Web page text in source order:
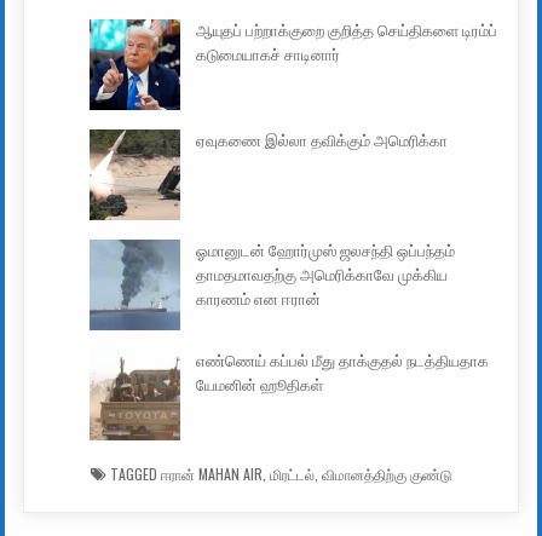
ஆயுதப் பற்றாக்குறை குறித்த செய்திகளை டிரம்ப்
கடுமையாகச் சாடினார்
ஏவுகணை இல்லா தவிக்கும் அமெரிக்கா
ஓமானுடன் ஹோர்முஸ் ஜலசந்தி ஒப்பந்தம்
தாமதமாவதற்கு அமெரிக்காவே முக்கிய
காரணம் என ஈரான்
எண்ணெய் கப்பல் மீது தாக்குதல் நடத்தியதாக
யேமனின் ஹூதிகள்
TAGGED ஈரான் MAHAN AIR மிரட்டல், விமானத்திற்கு குண்டு